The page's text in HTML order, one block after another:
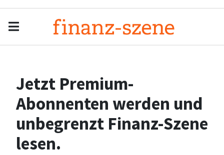
Jetzt Premium-
Abonnenten werden und
unbegrenzt Finanz-Szene
lesen.